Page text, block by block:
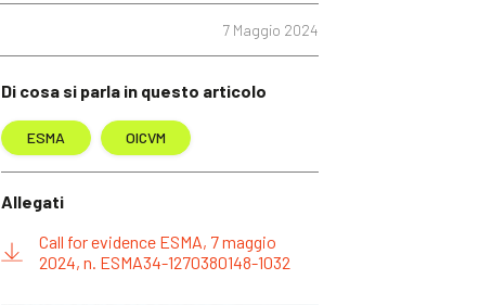
7 Maggio 2024
Di cosa si parla in questo articolo
ESMA OICVM
Allegati
Call for evidence ESMA, 7 maggio
2024, n. ESMA34-1270380148-1032